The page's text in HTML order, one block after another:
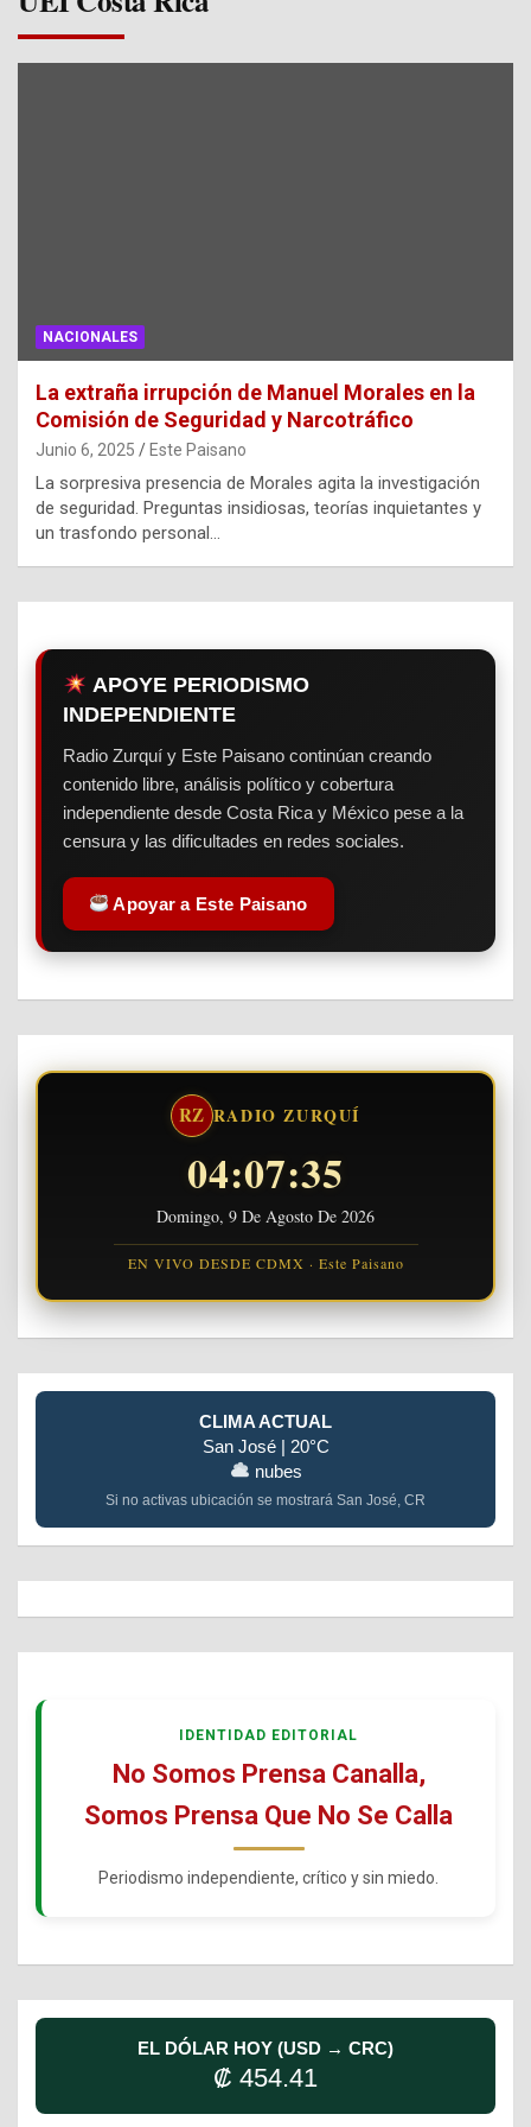
NACIONALES
La extraña irrupción de Manuel Morales en la
Comisión de Seguridad y Narcotráfico
Junio 6, 2025 Este Paisano
La sorpresiva presencia de Morales agita la investigación
de seguridad. Preguntas insidiosas, teorías inquietantes y
un trasfondo personal…
APOYE PERIODISMO
INDEPENDIENTE
Radio Zurquí y Este Paisano continúan creando
contenido libre, análisis político y cobertura
independiente desde Costa Rica y México pese a la
censura y las dificultades en redes sociales.
Apoyar a Este Paisano
RZ RADIO ZURQUÍ
04:07:35
Domingo, 9 De Agosto De 2026
EN VIVO DESDE CDMX · Este Paisano
CLIMA ACTUAL
San José | 20°C
nubes
Si no activas ubicación se mostrará San José, CR
IDENTIDAD EDITORIAL
No Somos Prensa Canalla,
Somos Prensa Que No Se Calla
Periodismo independiente, crítico y sin miedo.
EL DÓLAR HOY (USD → CRC)
₡ 454.41